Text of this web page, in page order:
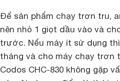
Để sản phẩm chạy trơn tru,
nên nhỏ 1 giọt dầu vào và
trước. Nếu máy ít sử dụng
tháng và cho máy chạy trơn
Codos CHC-830 không gặp